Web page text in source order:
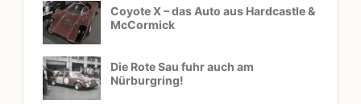
Coyote X – das Auto aus Hardcastle &
McCormick
Die Rote Sau fuhr auch am
Nürburgring!